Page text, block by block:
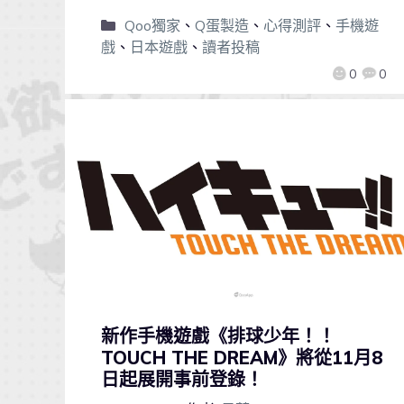
0 0
Qoo獨家 、 Q蛋製造、 心得測評、 手機遊
戲 、 日本遊戲 、 讀者投稿
新作手機遊戲《排球少年！！
TOUCH THE DREAM》將從11月8
日起展開事前登錄！